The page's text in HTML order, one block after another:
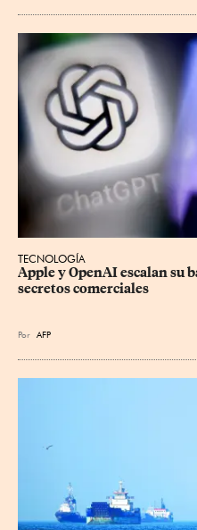
TECNOLOGÍA
Apple y OpenAI escalan su
secretos comerciales
Por AFP